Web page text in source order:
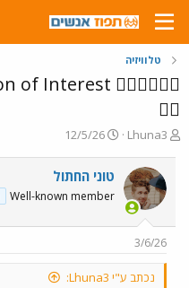
טלוויזיה
🕵️‍♂️
פ
ח
ה
ו
ש
א
Lhuna3
פ
ס
ם
ת
י
12/5/26
טוני החתול
Well-known member
3/6/26
נכתב ע"י Lhuna3: